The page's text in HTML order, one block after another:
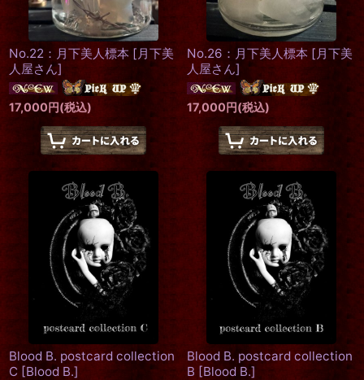
No.22：月下美人標本 [月下美
人屋さん]
17,000円(税込)
No.26：月下美人標本 [月下美
人屋さん]
17,000円(税込)
Blood B. postcard collection
C [Blood B.]
Blood B. postcard collection
B [Blood B.]